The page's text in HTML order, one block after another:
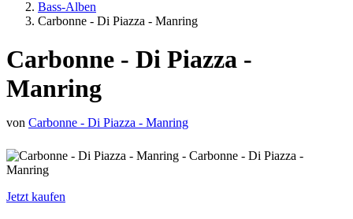
Bass-Alben
Carbonne - Di Piazza - Manring
Carbonne - Di Piazza -
Manring
von Carbonne - Di Piazza - Manring
Jetzt kaufen